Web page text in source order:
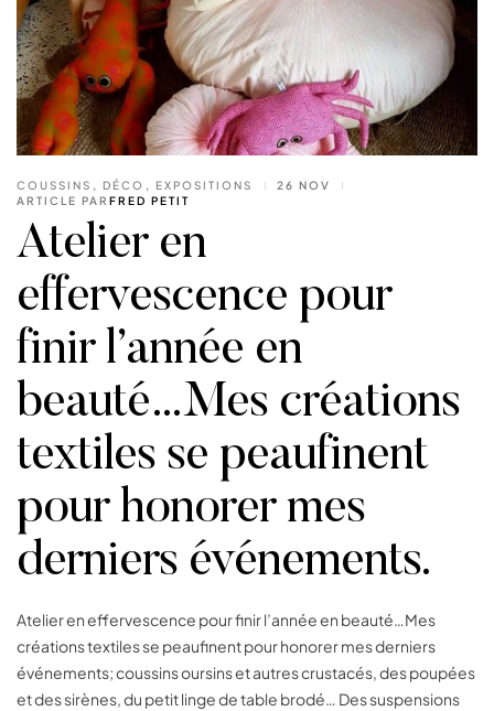
COUSSINS , DÉCO , EXPOSITIONS
26 NOV
ARTICLE PAR FRED PETIT
Atelier en
effervescence pour
finir l’année en
beauté…Mes créations
textiles se peaufinent
pour honorer mes
derniers événements.
Atelier en effervescence pour finir l’année en beauté…Mes
créations textiles se peaufinent pour honorer mes derniers
événements; coussins oursins et autres crustacés, des poupées
et des sirènes, du petit linge de table brodé… Des suspensions